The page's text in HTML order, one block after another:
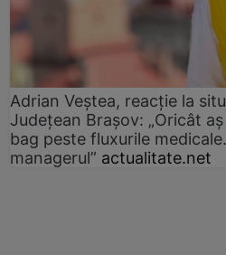
Adrian Veștea, reacție la
Județean Brașov: „Oricât
bag peste fluxurile
managerul” actualitate.net